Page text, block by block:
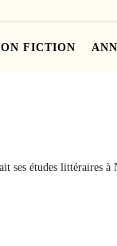
FICTION
ses études littéraires